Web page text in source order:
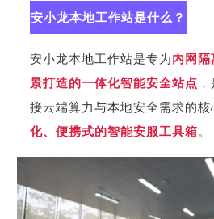
安小龙本地工作站是什么？
安小龙本地工作站是专为内网
景打造的一体化智能安全站点
接云端算力与本地安全需求的
化、便携式的智能安服工具箱。